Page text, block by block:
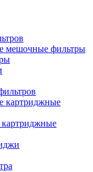
мешочные фильтры
картриджные